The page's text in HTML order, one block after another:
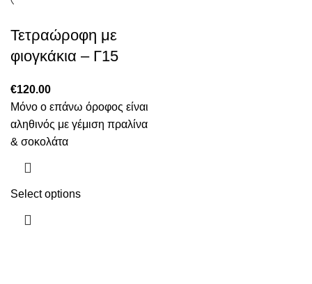
Τετραώροφη με
φιογκάκια – Γ15
€120.00
Μόνο ο επάνω όροφος είναι
αληθινός με γέμιση πραλίνα
& σοκολάτα
Select options